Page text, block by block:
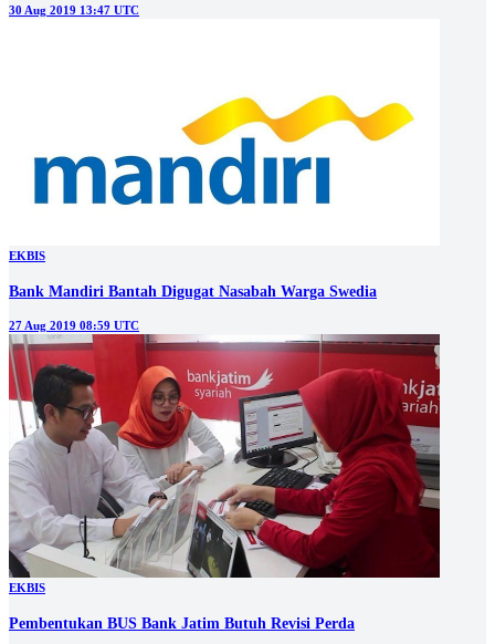
30 Aug 2019 13:47 UTC
EKBIS
Bank Mandiri Bantah Digugat Nasabah Warga Swedia
27 Aug 2019 08:59 UTC
EKBIS
Pembentukan BUS Bank Jatim Butuh Revisi Perda